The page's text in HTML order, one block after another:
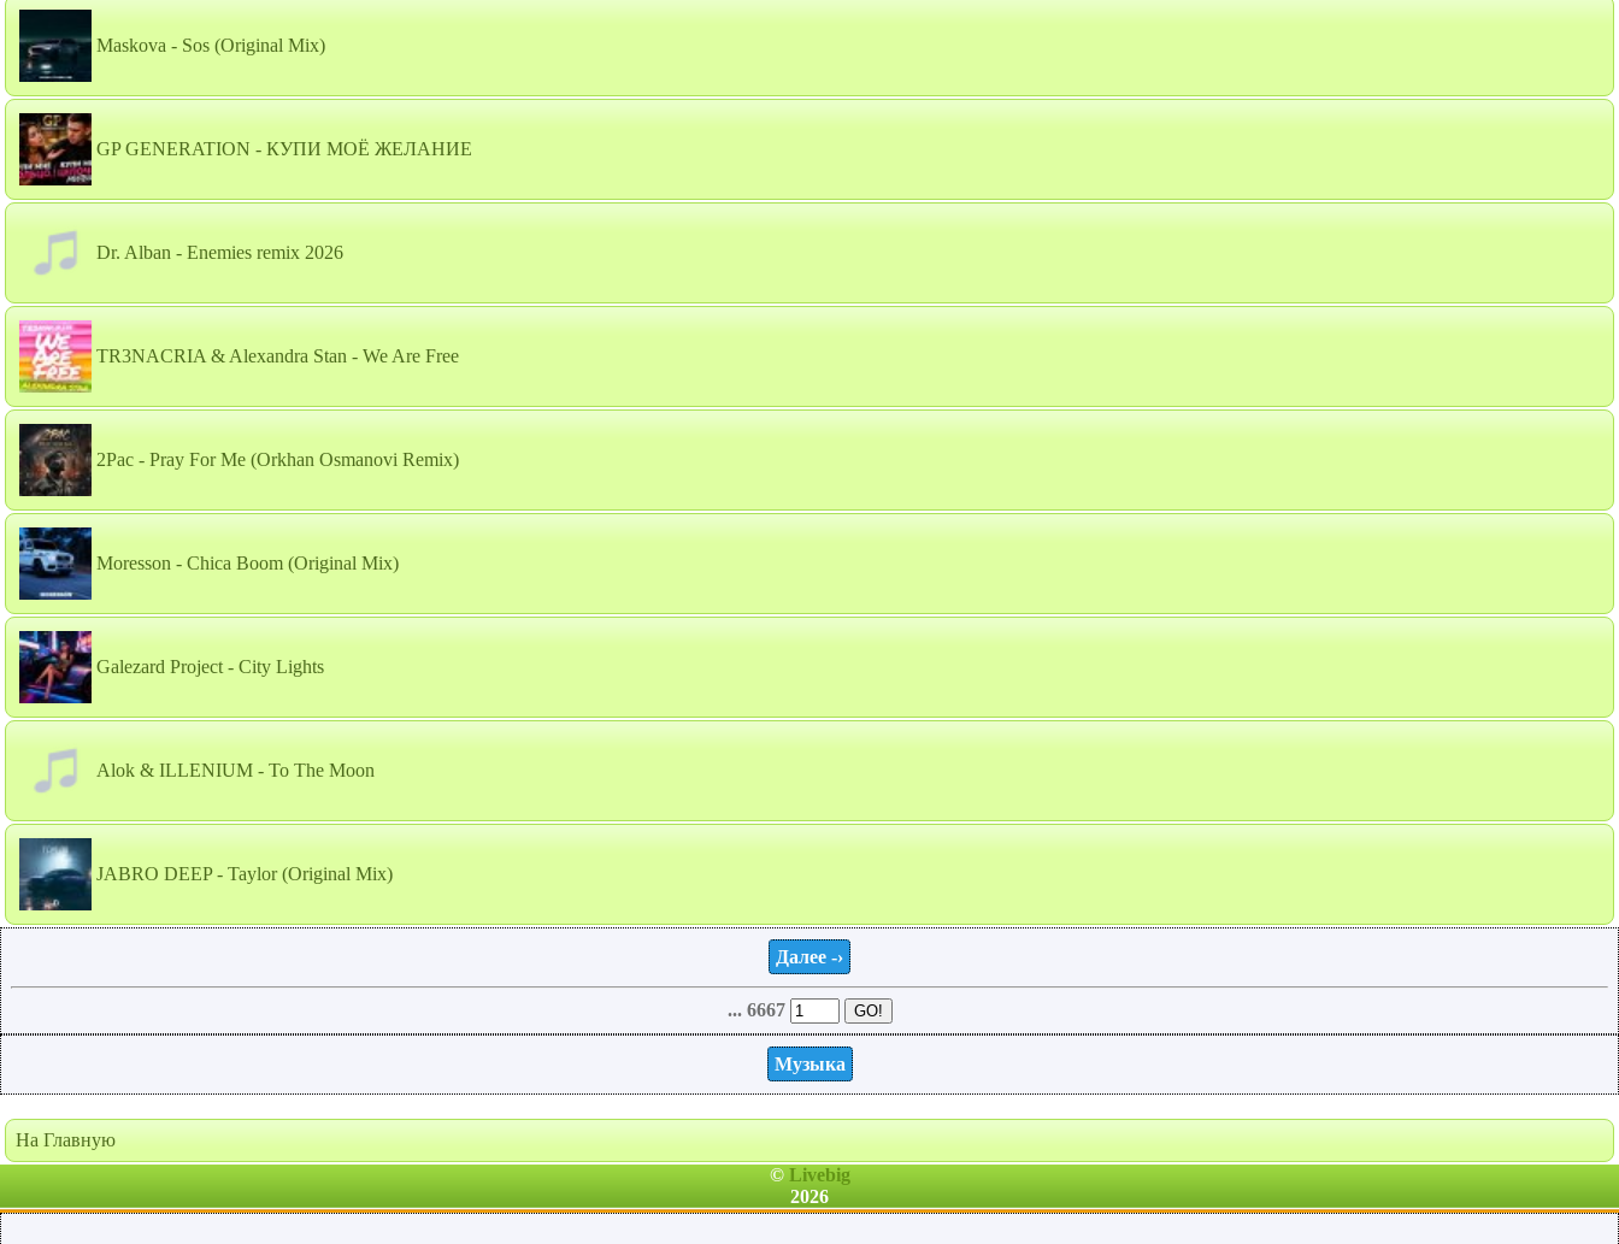
Maskova - Sos (Original Mix)
GP GENERATION - КУПИ МОЁ ЖЕЛАНИЕ
Dr. Alban - Enemies remix 2026
TR3NACRIA & Alexandra Stan - We Are Free
2Pac - Pray For Me (Orkhan Osmanovi Remix)
Moresson - Chica Boom (Original Mix)
Galezard Project - City Lights
Alok & ILLENIUM - To The Moon
JABRO DEEP - Taylor (Original Mix)
Далее -›
... 6667
Музыка
На Главную
© Livebig
2026